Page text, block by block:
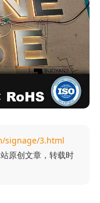
signage/3.html
原创文章，转载时